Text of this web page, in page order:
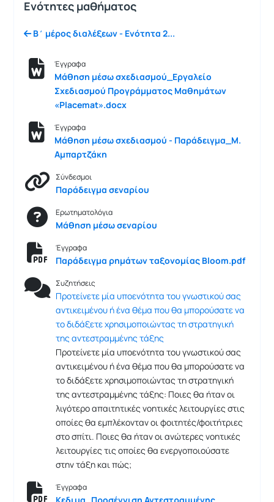
Ενότητες μαθήματος
Β΄ μέρος διαλέξεων - Ενότητα 2...
Έγγραφα
Μάθηση μέσω σχεδιασμού_Εργαλείο
Σχεδιασμού Προγράμματος Μαθημάτων
«Placemat».docx
Έγγραφα
Μάθηση μέσω σχεδιασμού - Παράδειγμα_Μ.
Αμπαρτζάκη
Σύνδεσμοι
Παράδειγμα σεναρίου
Ερωτηματολόγια
Μάθηση μέσω σεναρίου
Έγγραφα
Παράδειγμα ρημάτων ταξονομίας Bloom.pdf
Συζητήσεις
Προτείνετε μία υποενότητα του γνωστικού σας
αντικειμένου ή ένα θέμα που θα μπορούσατε να
το διδάξετε χρησιμοποιώντας τη στρατηγική
της αντεστραμμένης τάξης
Προτείνετε μία υποενότητα του γνωστικού σας
αντικειμένου ή ένα θέμα που θα μπορούσατε να
το διδάξετε χρησιμοποιώντας τη στρατηγική
της αντεστραμμένης τάξης: Ποιες θα ήταν οι
λιγότερο απαιτητικές νοητικές λειτουργίες στις
οποίες θα εμπλέκονταν οι φοιτητές/φοιτήτριες
στο σπίτι. Ποιες θα ήταν οι ανώτερες νοητικές
λειτουργίες τις οποίες θα ενεργοποιούσατε
στην τάξη και πώς;
Έγγραφα